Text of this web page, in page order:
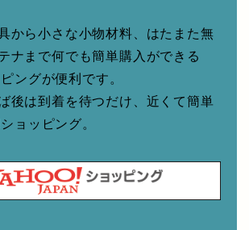
から小さな小物材料、はたまた無
ナまで何でも簡単購入ができる
ングが便利です。
後は到着を待つだけ、近くて簡単
ョッピング。